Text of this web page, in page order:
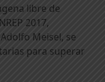
libre de
2017,
Meisel, se
para superar